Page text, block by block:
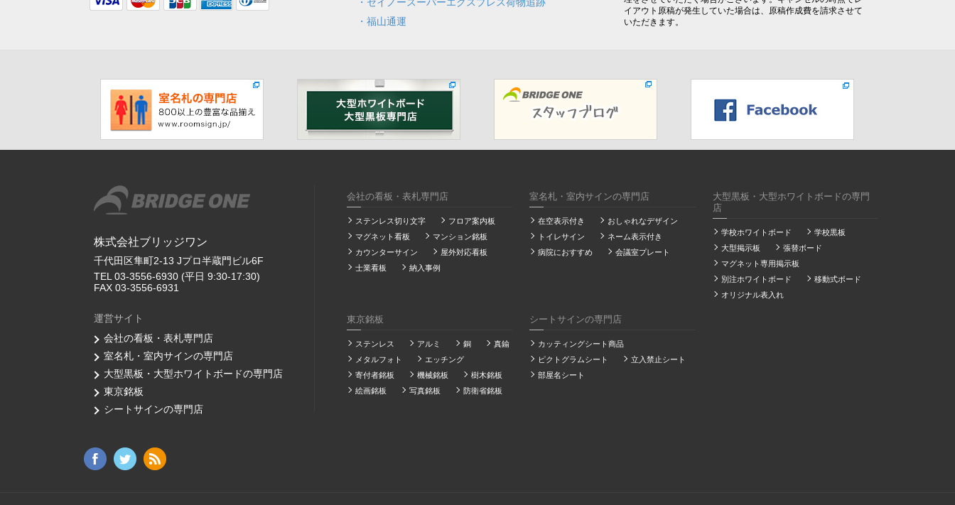
・福山通運
イアウト原稿が発生していた場合は、原稿作成費を請求させて
いただきます。
株式会社ブリッジワン
千代田区隼町2-13 Jプロ半蔵門ビル6F
TEL 03-3556-6930 (平日 9:30-17:30)
FAX 03-3556-6931
運営サイト
会社の看板・表札専門店
室名札・室内サインの専門店
大型黒板・大型ホワイトボードの専門店
東京銘板
シートサインの専門店
会社の看板・表札専門店
ステンレス切り文字
フロア案内板
マグネット看板
マンション銘板
カウンターサイン
屋外対応看板
士業看板
納入事例
室名札・室内サインの専門店
在空表示付き
おしゃれなデザイン
トイレサイン
ネーム表示付き
病院におすすめ
会議室プレート
大型黒板・大型ホワイトボードの専門
店
学校ホワイトボード
学校黒板
大型掲示板
張替ボード
マグネット専用掲示板
別注ホワイトボード
移動式ボード
オリジナル表入れ
東京銘板
ステンレス アルミ 銅
真鍮
メタルフォト
エッチング
寄付者銘板
機械銘板
樹木銘板
絵画銘板
写真銘板 防衛省銘板
シートサインの専門店
カッティングシート商品
ピクトグラムシート
立入禁止シート
部屋名シート